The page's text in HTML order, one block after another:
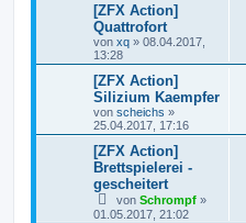
[ZFX Action]
Quattrofort
von xq » 08.04.2017,
13:28
[ZFX Action]
Silizium Kaempfer
von scheichs »
25.04.2017, 17:16
[ZFX Action]
Brettspielerei -
gescheitert
von Schrompf »
01.05.2017, 21:02